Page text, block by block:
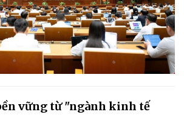
vững từ "ngành kinh tế